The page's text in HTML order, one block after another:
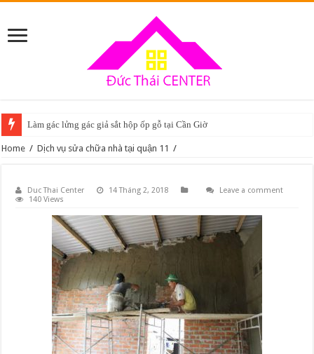
Làm gác lửng gác giả sắt hộp ốp gỗ tại Cần Giờ
Home / Dịch vụ sửa chữa nhà tại quận 11 /
Duc Thai Center 14 Tháng 2, 2018
Leave a comment
140 Views